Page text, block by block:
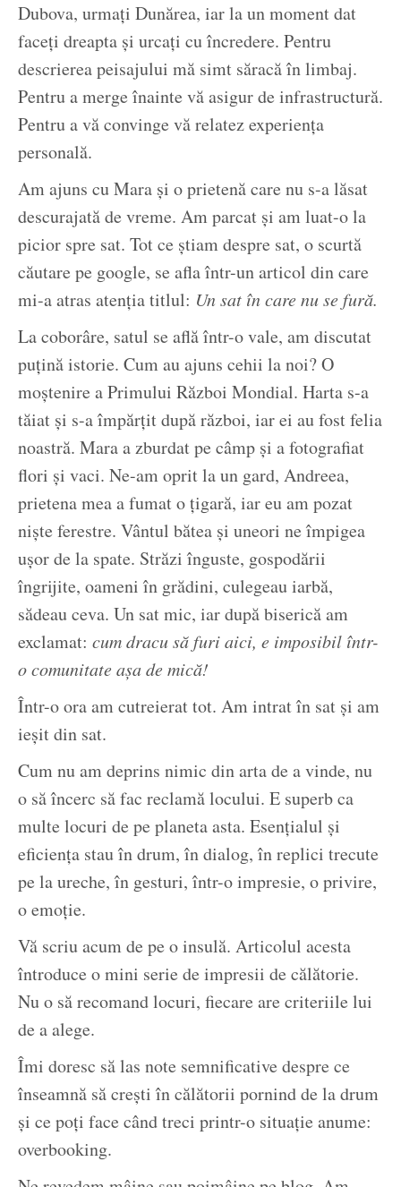
Dubova, urmați Dunărea, iar la un moment dat
faceți dreapta și urcați cu încredere. Pentru
descrierea peisajului mă simt săracă în limbaj.
Pentru a merge înainte vă asigur de infrastructură.
Pentru a vă convinge vă relatez experiența
personală.
Am ajuns cu Mara și o prietenă care nu s-a lăsat
descurajată de vreme. Am parcat și am luat-o la
picior spre sat. Tot ce știam despre sat, o scurtă
căutare pe google, se afla într-un articol din care
mi-a atras atenția titlul: Un sat în care nu se fură.
La coborâre, satul se află într-o vale, am discutat
puțină istorie. Cum au ajuns cehii la noi? O
moștenire a Primului Război Mondial. Harta s-a
tăiat și s-a împărțit după război, iar ei au fost felia
noastră. Mara a zburdat pe câmp și a fotografiat
flori și vaci. Ne-am oprit la un gard, Andreea,
prietena mea a fumat o țigară, iar eu am pozat
niște ferestre. Vântul bătea și uneori ne împigea
ușor de la spate. Străzi înguste, gospodării
îngrijite, oameni în grădini, culegeau iarbă,
sădeau ceva. Un sat mic, iar după biserică am
exclamat: cum dracu să furi aici, e imposibil într-
o comunitate așa de mică!
Într-o ora am cutreierat tot. Am intrat în sat și am
ieșit din sat.
Cum nu am deprins nimic din arta de a vinde, nu
o să încerc să fac reclamă locului. E superb ca
multe locuri de pe planeta asta. Esențialul și
eficiența stau în drum, în dialog, în replici trecute
pe la ureche, în gesturi, într-o impresie, o privire,
o emoție.
Vă scriu acum de pe o insulă. Articolul acesta
întroduce o mini serie de impresii de călătorie.
Nu o să recomand locuri, fiecare are criteriile lui
de a alege.
Îmi doresc să las note semnificative despre ce
înseamnă să crești în călătorii pornind de la drum
și ce poți face când treci printr-o situație anume:
overbooking.